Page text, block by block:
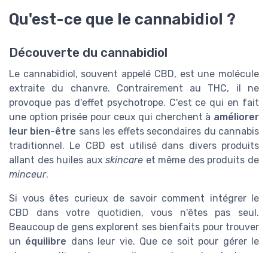
Qu'est-ce que le cannabidiol ?
Découverte du cannabidiol
Le cannabidiol, souvent appelé CBD, est une molécule
extraite du chanvre. Contrairement au THC, il ne
provoque pas d'effet psychotrope. C'est ce qui en fait
une option prisée pour ceux qui cherchent à améliorer
leur bien-être sans les effets secondaires du cannabis
traditionnel. Le CBD est utilisé dans divers produits
allant des huiles auxskincare et même des produits de
minceur.
Si vous êtes curieux de savoir comment intégrer le
CBD dans votre quotidien, vous n'êtes pas seul.
Beaucoup de gens explorent ses bienfaits pour trouver
un équilibre dans leur vie. Que ce soit pour gérer le